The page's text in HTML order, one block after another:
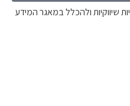
ולהכלל במאגר המידע